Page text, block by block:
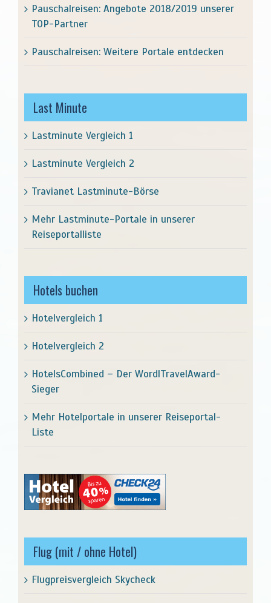
Pauschalreisen: Angebote 2018/2019 unserer
TOP-Partner
Pauschalreisen: Weitere Portale entdecken
Last Minute
Lastminute Vergleich 1
Lastminute Vergleich 2
Travianet Lastminute-Börse
Mehr Lastminute-Portale in unserer
Reiseportalliste
Hotels buchen
Hotelvergleich 1
Hotelvergleich 2
HotelsCombined – Der WordlTravelAward-
Sieger
Mehr Hotelportale in unserer Reiseportal-
Liste
Flug (mit / ohne Hotel)
Flugpreisvergleich Skycheck